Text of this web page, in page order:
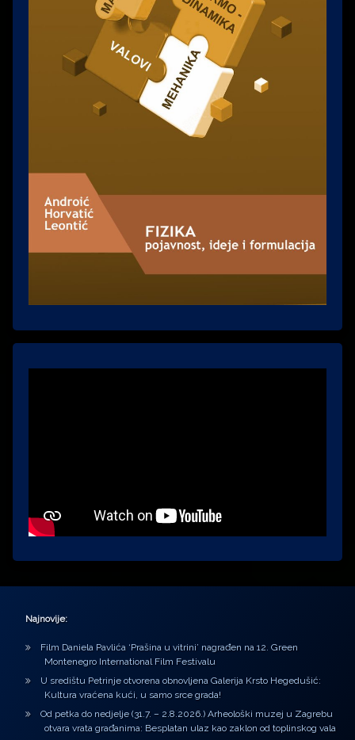
Najnovije:
Film Daniela Pavlića ‘Prašina u vitrini’ nagrađen na 12. Green
Montenegro International Film Festivalu
U središtu Petrinje otvorena obnovljena Galerija Krsto Hegedušić:
Kultura vraćena kući, u samo srce grada!
Od petka do nedjelje (31.7. – 2.8.2026.) Arheološki muzej u Zagrebu
otvara vrata građanima: Besplatan ulaz kao zaklon od toplinskog vala